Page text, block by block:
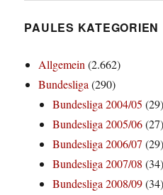
PAULES KATEGORIEN
Allgemein(2.662)
Bundesliga(290)
Bundesliga 2004/05 (29)
Bundesliga 2005/06(27)
Bundesliga 2006/07 (29)
Bundesliga 2007/08 (34)
Bundesliga 2008/09(34)